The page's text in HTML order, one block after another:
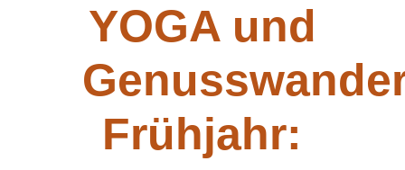
YOGA und
Frühjahr: